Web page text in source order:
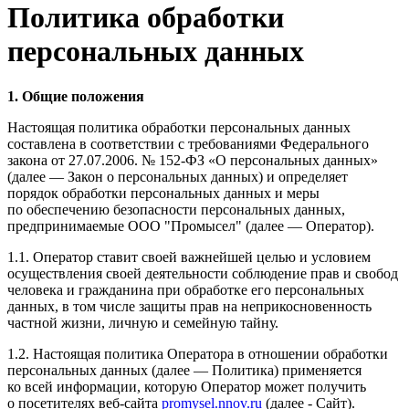
Политика обработки
персональных данных
1. Общие положения
Настоящая политика обработки персональных данных
составлена в соответствии с требованиями Федерального
закона от 27.07.2006. № 152-ФЗ «О персональных данных»
(далее — Закон о персональных данных) и определяет
порядок обработки персональных данных и меры
по обеспечению безопасности персональных данных,
предпринимаемые ООО "Промысел" (далее — Оператор).
1.1. Оператор ставит своей важнейшей целью и условием
осуществления своей деятельности соблюдение прав и свобод
человека и гражданина при обработке его персональных
данных, в том числе защиты прав на неприкосновенность
частной жизни, личную и семейную тайну.
1.2. Настоящая политика Оператора в отношении обработки
персональных данных (далее — Политика) применяется
ко всей информации, которую Оператор может получить
о посетителях веб-сайта promysel.nnov.ru (далее - Сайт).